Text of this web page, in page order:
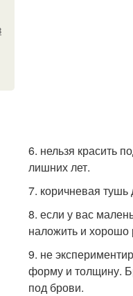
6. нельзя красить
лишних лет.
7. коричневая тушь
8. если у вас
наложить и хорошо
9. не
форму и толщину.
под брови.